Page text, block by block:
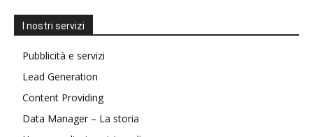
I nostri servizi
Pubblicità e servizi
Lead Generation
Content Providing
Data Manager – La storia